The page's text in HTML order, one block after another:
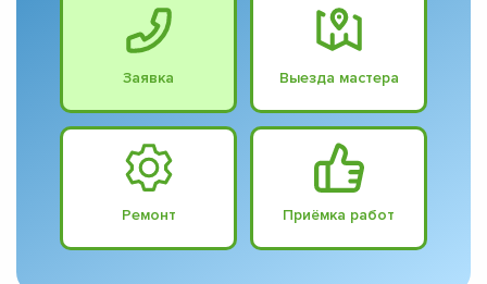
Заявка Выезда мастера
Ремонт Приёмка работ